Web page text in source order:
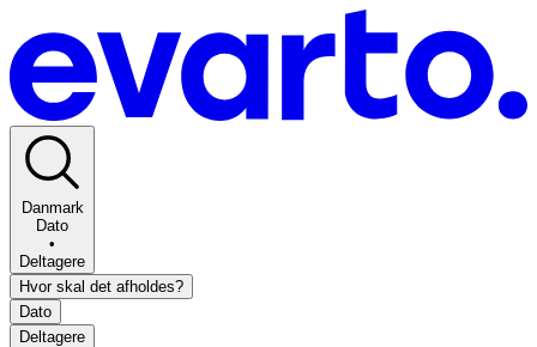
Danmark
Dato
•
Deltagere
Hvor skal det afholdes?
Dato
Deltagere